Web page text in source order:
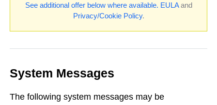
See additional offer below where available. EULAand
Privacy/Cookie Policy.
System Messages
The following system messages may be